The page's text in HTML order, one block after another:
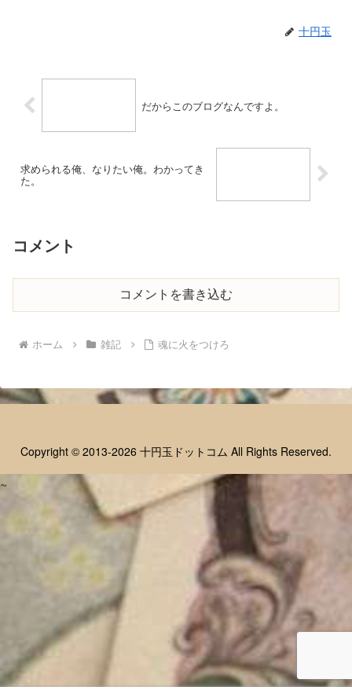
十円玉
だからこのブログなんですよ。
求められる俺、なりたい俺。わかってき
た。
コメント
コメントを書き込む
ホーム 雑記 魂に火をつけろ
Copyright © 2013-2026 十円玉ドットコム All Rights Reserved.
~